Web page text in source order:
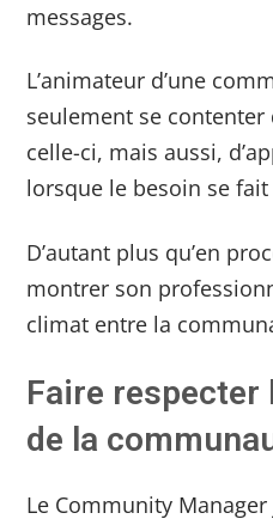
messages.
L’animateur d’une
seulement se contenter
celle-ci, mais aussi,
lorsque le besoin se
D’autant plus qu’en
montrer son
climat entre la
Faire
de la
Le Community